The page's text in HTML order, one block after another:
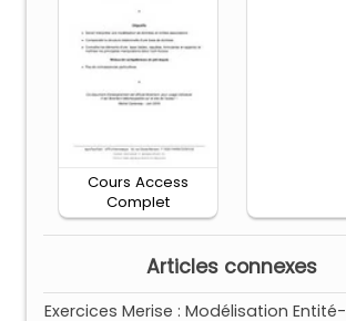
Cours Access
Complet
Articles connexes
Exercices Merise : Modélisation Entité-